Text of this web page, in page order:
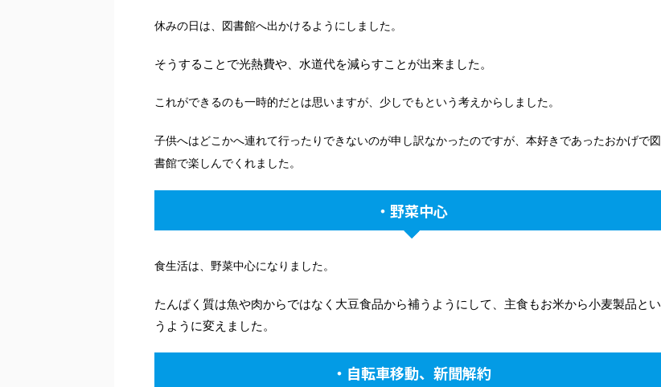
休みの日は、図書館へ出かけるようにしました。
そうすることで光熱費や、水道代を減らすことが出来ました。
これができるのも一時的だとは思いますが、少しでもという考えからしました。
子供へはどこかへ連れて行ったりできないのが申し訳なかったのですが、本好きであったおかげで図
書館で楽しんでくれました。
・野菜中心
食生活は、野菜中心になりました。
たんぱく質は魚や肉からではなく大豆食品から補うようにして、主食もお米から小麦製品とい
うように変えました。
・自転車移動、新聞解約